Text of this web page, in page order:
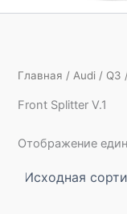
Главная /Audi / Q3
Front Splitter V.1
Отображение